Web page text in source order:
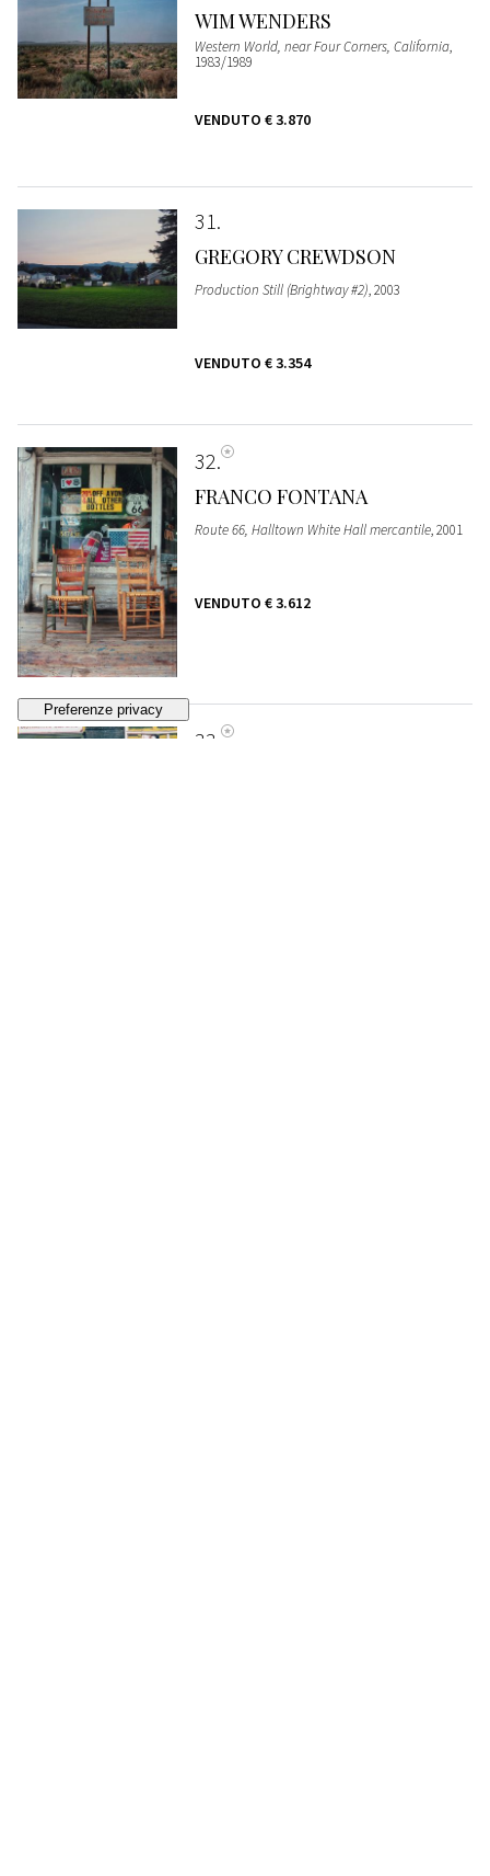
WIM WENDERS
Western World, near Four Corners, California,
1983/1989
VENDUTO € 3.870
31
GREGORY CREWDSON
Production Still (Brightway #2), 2003
VENDUTO € 3.354
32
FRANCO FONTANA
Route 66, Halltown White Hall mercantile, 2001
VENDUTO € 3.612
33